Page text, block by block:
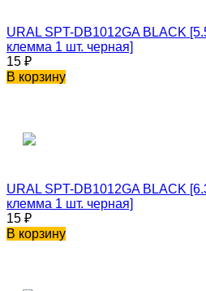
URAL SPT-DB1012GA BLACK
клемма 1 шт. черная]
15 ₽
В корзину
URAL SPT-DB1012GA BLACK
клемма 1 шт. черная]
15 ₽
В корзину